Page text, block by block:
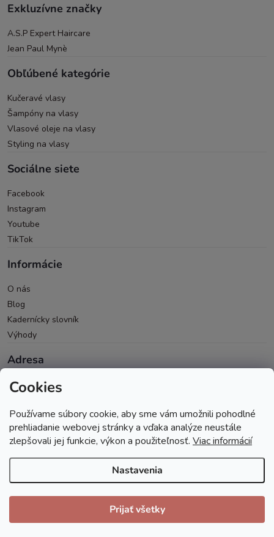
Cookies
Používame súbory cookie, aby sme vám umožnili pohodlné
prehliadanie webovej stránky a vďaka analýze neustále
zlepšovali jej funkcie, výkon a použiteľnosť. Viac informácií
Nastavenia
Prijať všetky
Exkluzívne značky
A.S.P Expert Haircare
Jean Paul Mynè
Obľúbené kategórie
Kučeravé vlasy
Šampóny na vlasy
Vlasové oleje na vlasy
Styling na vlasy
Sociálne siete
Facebook
Instagram
Youtube
TikTok
Informácie
O nás
Blog
Kadernícky slovník
Výhody
Adresa
Oravická 614/14
Okres Tvrdošín
Vytvoril Shoptet